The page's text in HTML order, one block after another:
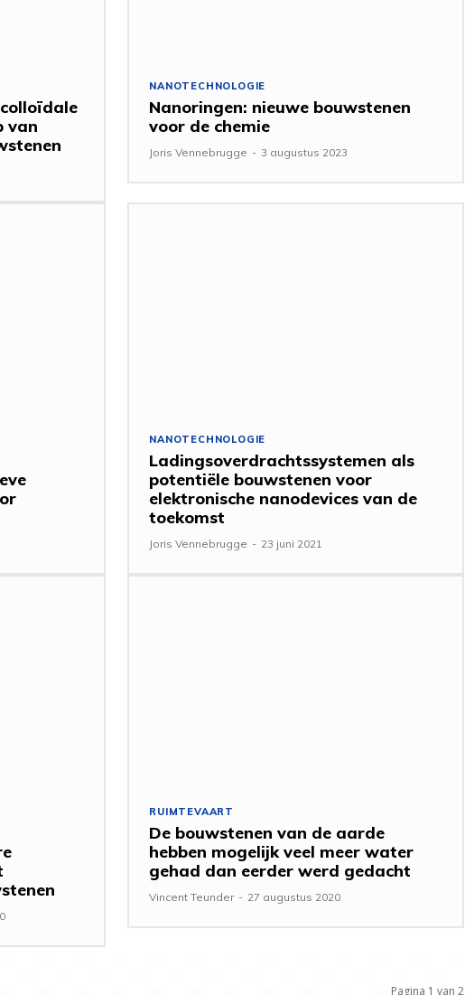
van
NANOTECHNOLOGIE
Nanoringen: nieuwe bouwstenen
voor de chemie
Joris Vennebrugge - 3 augustus 2023
NANOTECHNOLOGIE
Ladingsoverdrachtssystemen als
potentiële bouwstenen voor
elektronische nanodevices van de
toekomst
Joris Vennebrugge - 23 juni 2021
RUIMTEVAART
De bouwstenen van de aarde
hebben mogelijk veel meer water
gehad dan eerder werd gedacht
Vincent Teunder - 27 augustus 2020
Pagina 1 van 2